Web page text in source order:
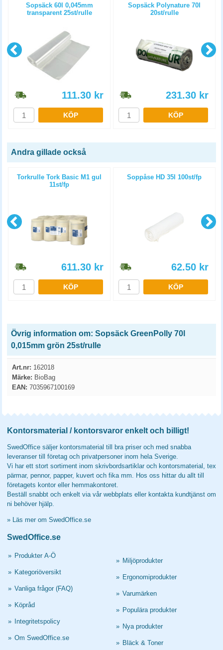
Sopsäck 60l 0,045mm
transparent 25st/rulle
111.30 kr
KÖP
Sopsäck Polynature 70l
20st/rulle
231.30 kr
KÖP
Andra gillade också
Torkrulle Tork Basic M1 gul
11st/fp
611.30 kr
KÖP
Soppåse HD 35l 100st/fp
62.50 kr
KÖP
Övrig information om: Sopsäck GreenPolly 70l
0,015mm grön 25st/rulle
Art.nr: 162018
Märke: BioBag
EAN: 7035967100169
Kontorsmaterial / kontorsvaror enkelt och billigt!
SwedOffice säljer kontorsmaterial till bra priser och med snabba
leveranser till företag och privatpersoner inom hela Sverige.
Vi har ett stort sortiment inom skrivbordsartiklar och kontorsmaterial, tex
pärmar, pennor, papper, kuvert och fika mm. Hos oss hittar du allt till
företagets kontor eller hemmakontoret.
Beställ snabbt och enkelt via vår webbplats eller kontakta kundtjänst om
ni behöver hjälp.
» Läs mer om SwedOffice.se
SwedOffice.se
» Produkter A-Ö
» Kategoriöversikt
» Vanliga frågor (FAQ)
» Köpråd
» Integritetspolicy
» Om SwedOffice.se
» Miljöprodukter
» Ergonomiprodukter
» Varumärken
» Populära produkter
» Nya produkter
» Bläck & Toner